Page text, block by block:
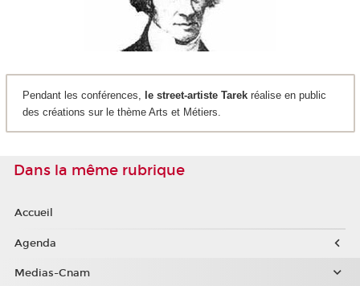
Pendant les conférences, le street-artiste Tarekréalise en public
des créations sur le thème Arts et Métiers.
Dans la même rubrique
Accueil
Agenda
Medias-Cnam